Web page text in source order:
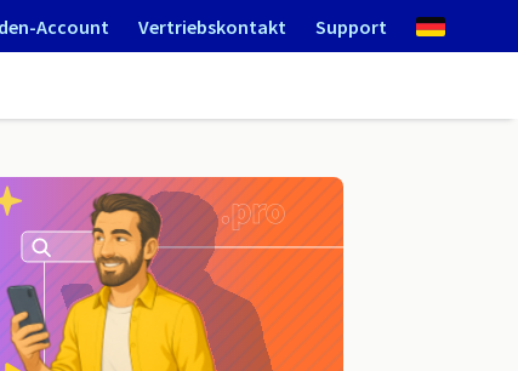
Account Vertriebskontakt Support